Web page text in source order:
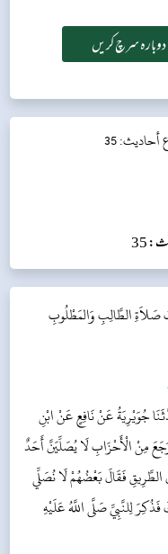
35
35
صَلاَةِ الطَّالِبِ وَالمَطْلُوبِ
جُوَيْرِيَةُ عَنْ نَافِعٍ عَنْ ابْنِ
رَجَعَ مِنْ الْأَحْزَابِ لَا يُصَلِّيَنَّ أَحَدٌ
الطَّرِيقِ فَقَالَ بَعْضُهُمْ لَا نُصَلِّي
لِلنَّبِيِّ صَلَّى اللَّهُ عَلَيْهِ